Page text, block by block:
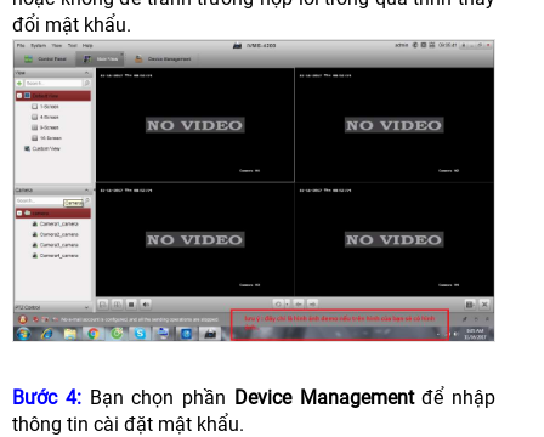
đổi mật khẩu.
Bước 4:Bạn chọn phần Device Management để nhập
thông tin cài đặt mật khẩu.